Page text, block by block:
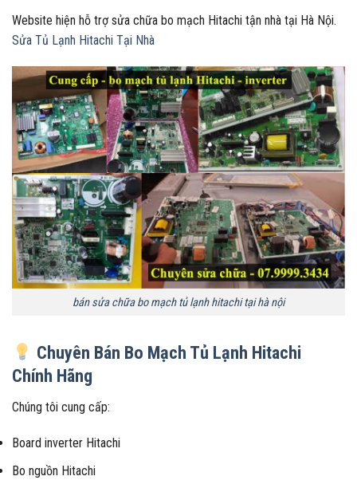
Website hiện hỗ trợ sửa chữa bo mạch Hitachi tận nhà tại Hà Nội.
Sửa Tủ Lạnh Hitachi Tại Nhà
bán sửa chữa bo mạch tủ lạnh hitachi tại hà nội
Chuyên Bán Bo Mạch Tủ Lạnh Hitachi
Chính Hãng
Chúng tôi cung cấp:
Board inverter Hitachi
Bo nguồn Hitachi